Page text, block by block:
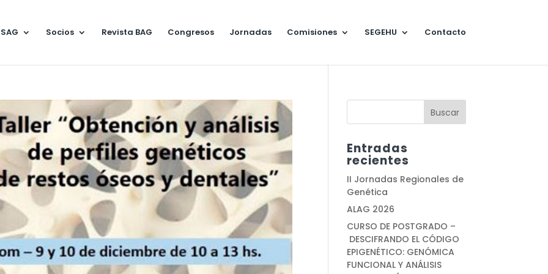
Socios Revista BAG Congresos Jornadas Comisiones SEGEHU Contacto
Entradas
recientes
II Jornadas Regionales de
Genética
ALAG 2026
CURSO DE POSTGRADO –
DESCIFRANDO EL CÓDIGO
EPIGENÉTICO: GENÓMICA
FUNCIONAL Y ANÁLISIS